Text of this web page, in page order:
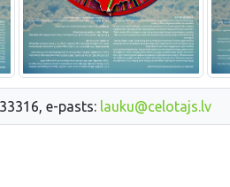
e-pasts: lauku@celotajs.lv